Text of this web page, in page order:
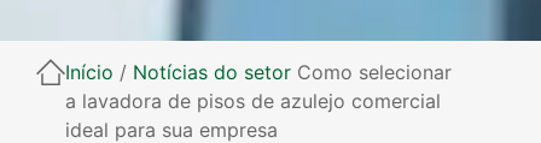
Início / Notícias do setor Como selecionar
a lavadora de pisos de azulejo comercial
ideal para sua empresa